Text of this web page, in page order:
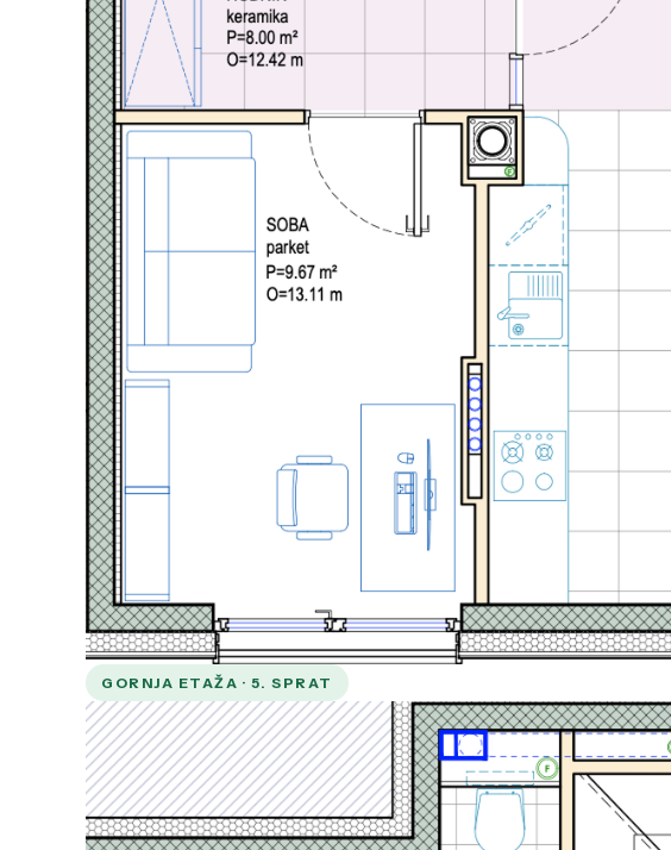
GORNJA ETAŽA · 5. SPRAT